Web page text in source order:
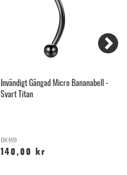
Invändigt Gängad Micro Bananabell -
Svart Titan
BKMB
140,00 kr